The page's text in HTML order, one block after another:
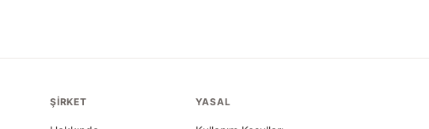
ŞIRKET YASAL